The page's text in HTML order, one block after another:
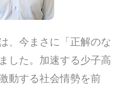
、今まさに「正解のな
した。加速する少子高
動する社会情勢を前